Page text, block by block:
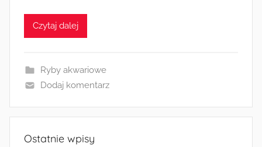
Czytaj dalej
Ryby akwariowe
Dodaj komentarz
Ostatnie wpisy